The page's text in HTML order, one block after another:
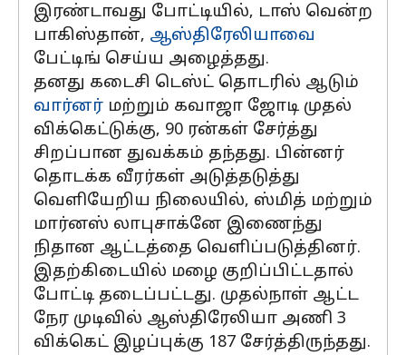
இரண்டாவது போட்டியில், டாஸ் வென்ற
பாகிஸ்தான், ஆஸ்திரேலியாவை
பேட்டிங் செய்ய அழைத்தது.
தனது கடைசி டெஸ்ட் தொடரில் ஆடும்
வார்னர் மற்றும் கவாஜா ஜோடி முதல்
விக்கெட்டுக்கு, 90 ரன்கள் சேர்த்து
சிறப்பான துவக்கம் தந்தது. பின்னர்
தொடக்க வீரர்கள் அடுத்தடுத்து
வெளியேறிய நிலையில், ஸ்மித் மற்றும்
மார்னஸ் லாபுசாக்னே இணைந்து
நிதான ஆட்டத்தை வெளிப்படுத்தினர்.
இதற்கிடையில் மழை குறிப்பிட்டதால்
போட்டி தடைப்பட்டது. முதல்நாள் ஆட்ட
நேர முடிவில் ஆஸ்திரேலியா அணி 3
விக்கெட் இழப்புக்கு 187 சேர்த்திருந்தது.